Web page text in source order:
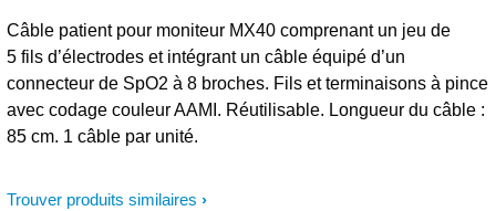
Trouver produits similaires
Câble patient pour moniteur MX40 comprenant un jeu de
5 fils d’électrodes et intégrant un câble équipé d’un
connecteur de SpO2 à 8 broches. Fils et terminaisons à pince
avec codage couleur AAMI. Réutilisable. Longueur du câble :
85 cm. 1 câble par unité.